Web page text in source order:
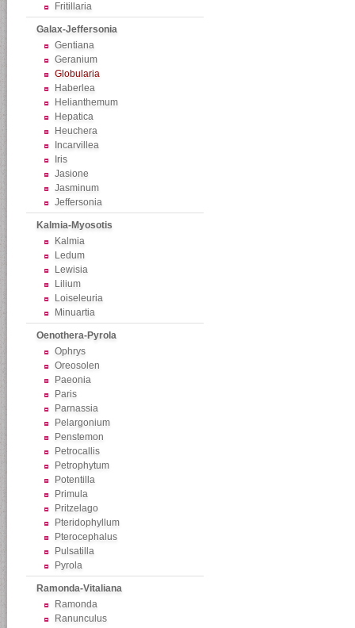
Fritillaria
Galax-Jeffersonia
Gentiana
Geranium
Globularia
Haberlea
Helianthemum
Hepatica
Heuchera
Incarvillea
Iris
Jasione
Jasminum
Jeffersonia
Kalmia-Myosotis
Kalmia
Ledum
Lewisia
Lilium
Loiseleuria
Minuartia
Oenothera-Pyrola
Ophrys
Oreosolen
Paeonia
Paris
Parnassia
Pelargonium
Penstemon
Petrocallis
Petrophytum
Potentilla
Primula
Pritzelago
Pteridophyllum
Pterocephalus
Pulsatilla
Pyrola
Ramonda-Vitaliana
Ramonda
Ranunculus